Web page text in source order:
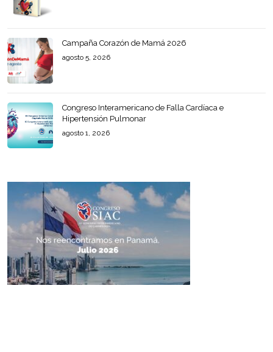
Campaña Corazón de Mamá 2026
agosto 5, 2026
Congreso Interamericano de Falla Cardíaca e
Hipertensión Pulmonar
agosto 1, 2026